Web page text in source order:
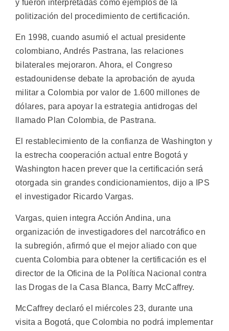
y fueron interpretadas como ejemplos de la
politización del procedimiento de certificación.
En 1998, cuando asumió el actual presidente
colombiano, Andrés Pastrana, las relaciones
bilaterales mejoraron. Ahora, el Congreso
estadounidense debate la aprobación de ayuda
militar a Colombia por valor de 1.600 millones de
dólares, para apoyar la estrategia antidrogas del
llamado Plan Colombia, de Pastrana.
El restablecimiento de la confianza de Washington y
la estrecha cooperación actual entre Bogotá y
Washington hacen prever que la certificación será
otorgada sin grandes condicionamientos, dijo a IPS
el investigador Ricardo Vargas.
Vargas, quien integra Acción Andina, una
organización de investigadores del narcotráfico en
la subregión, afirmó que el mejor aliado con que
cuenta Colombia para obtener la certificación es el
director de la Oficina de la Política Nacional contra
las Drogas de la Casa Blanca, Barry McCaffrey.
McCaffrey declaró el miércoles 23, durante una
visita a Bogotá, que Colombia no podrá implementar